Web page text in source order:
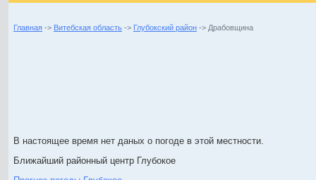
Главная -> Витебская область -> Глубокский район -> Драбовщина
В настоящее время нет даных о погоде в этой местности.
Ближайший районный центр Глубокое